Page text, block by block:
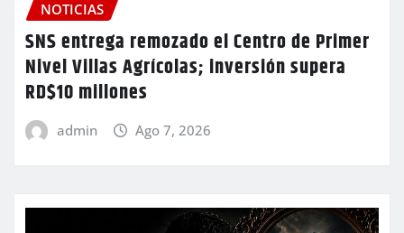
NOTICIAS
SNS entrega remozado el Centro de Primer
Nivel Villas Agrícolas; inversión supera
RD$10 millones
admin Ago 7, 2026